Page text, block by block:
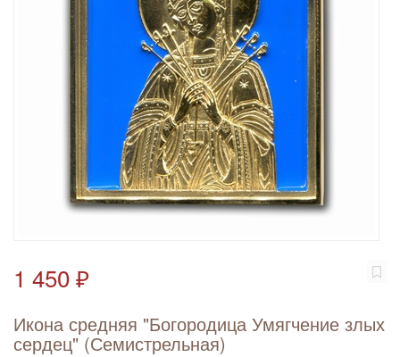
1 450 ₽
Икона средняя "Богородица Умягчение злых
сердец" (Семистрельная)